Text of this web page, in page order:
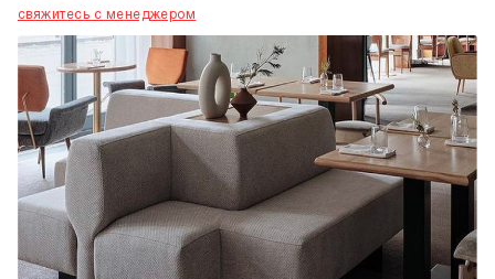
свяжитесь с менеджером